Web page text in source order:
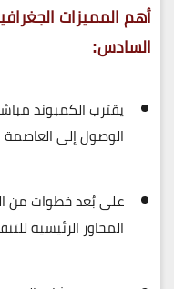
أهم المميزات
السادس:
يقترب الكمبوند
الوصول إلى العاصمة
على بُعد خطوات من
المحاور الرئيسية